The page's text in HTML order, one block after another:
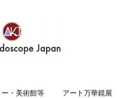
・美術館等 アート万華鏡展